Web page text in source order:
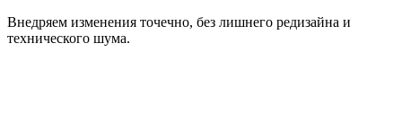
Внедряем изменения точечно, без лишнего редизайна и
технического шума.